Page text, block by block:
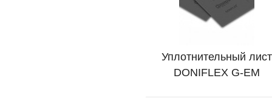
Подробно
Уплотнительный лист
DONIFLEX G-EM